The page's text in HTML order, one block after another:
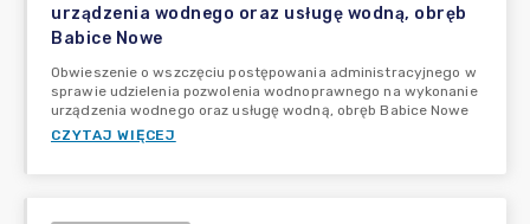
urządzenia wodnego oraz usługę wodną, obręb
Babice Nowe
Obwieszenie o wszczęciu postępowania administracyjnego w
sprawie udzielenia pozwolenia wodnoprawnego na wykonanie
urządzenia wodnego oraz usługę wodną, obręb Babice Nowe
CZYTAJ WIĘCEJ